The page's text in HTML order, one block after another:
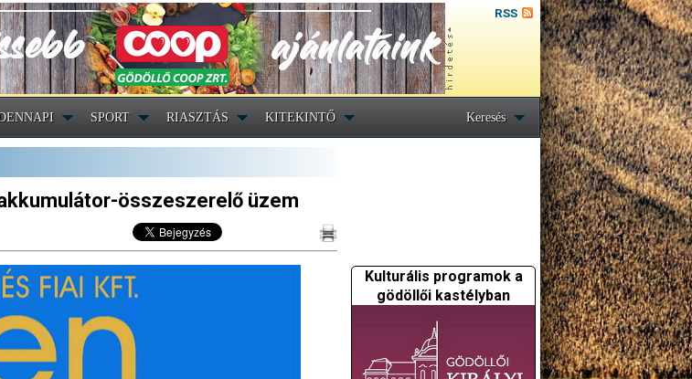
RSS
SPORT RIASZTÁS KITEKINTŐ Keresés
összeszerelő üzem
Kulturális programok a
gödöllői kastélyban